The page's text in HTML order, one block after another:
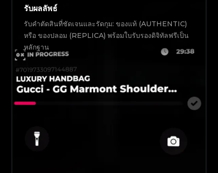
รับผลลัพธ์
รับคำตัดสินที่ชัดเจนและรัดกุม: ของแท้ (AUTHENTIC)
หรือ ของปลอม (REPLICA) พร้อมใบรับรองดิจิทัลฟรีเป็น
หลักฐาน